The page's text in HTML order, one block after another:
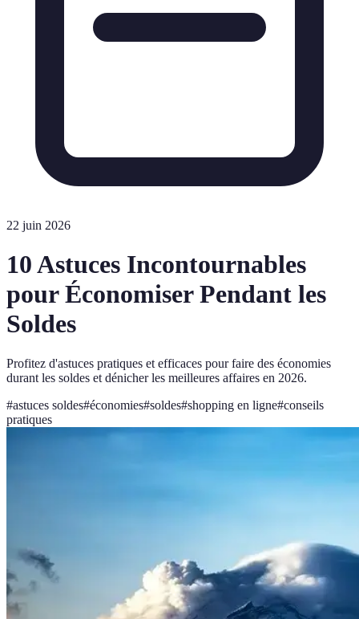
22 juin 2026
10 Astuces Incontournables
pour Économiser Pendant les
Soldes
Profitez d'astuces pratiques et efficaces pour faire des économies
durant les soldes et dénicher les meilleures affaires en 2026.
#astuces soldes#économies#soldes#shopping en ligne#conseils
pratiques